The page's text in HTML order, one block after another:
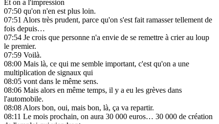
Et on a l'impression
07:50 qu'on n'en est plus loin.
07:51 Alors très prudent, parce qu'on s'est fait ramasser tellement de
fois depuis…
07:54 Je crois que personne n'a envie de se remettre à crier au loup
le premier.
07:59 Voilà.
08:00 Mais là, ce qui me semble important, c'est qu'on a une
multiplication de signaux qui
08:05 vont dans le même sens.
08:06 Mais alors en même temps, il y a eu les grèves dans
l'automobile.
08:08Alors bon, oui, mais bon, là, ça va repartir.
08:11 Le mois prochain, on aura 30 000 euros… 30 000 de création